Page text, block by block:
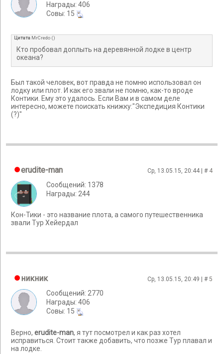
Награды: 406
Cовы: 15
Цитата MrCredo ()
Кто пробовал доплыть на деревянной лодке в центр
океана?
Был такой человек, вот правда не помню использовал он
лодку или плот. И как его звали не помню, как-то вроде
Контики. Ему это удалось. Если Вам и в самом деле
интересно, можете поискать книжку:"Экспедиция Контики
(?)"
erudite-man Ср, 13.05.15, 20:44 | # 4
Сообщений: 1378
Награды: 244
Кон-Тики - это название плота, а самого путешественника
звали Тур Хейердал
никник Ср, 13.05.15, 20:49 | #5
Сообщений: 2770
Награды: 406
Cовы: 15
Верно, erudite-man, я тут посмотрел и как раз хотел
исправиться. Стоит также добавить, что позже Тур плавал и
на лодке.